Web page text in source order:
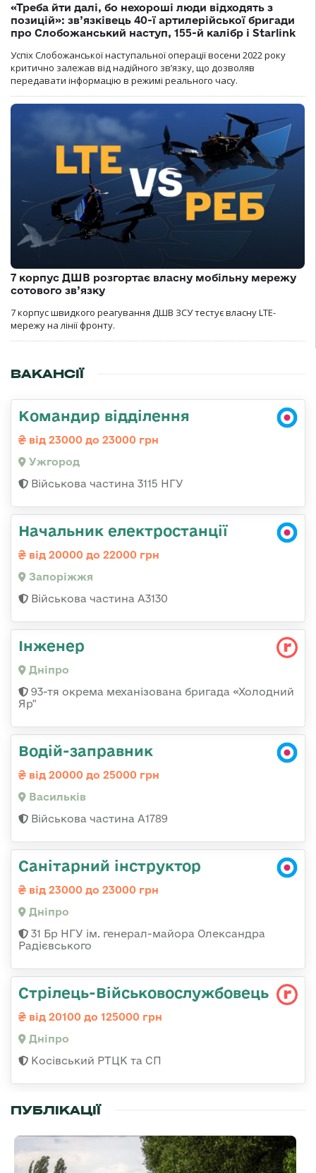
«Треба йти далі, бо нехороші люди відходять з
позицій»: зв’язківець 40-ї артилерійської бригади
про Слобожанський наступ, 155-й калібр і Starlink
Успіх Слобожанської наступальної операції восени 2022 року
критично залежав від надійного зв’язку, що дозволяв
передавати інформацію в режимі реального часу.
7 корпус ДШВ розгортає власну мобільну мережу
сотового зв’язку
7 корпус швидкого реагування ДШВ ЗСУ тестує власну LTE-
мережу на лінії фронту.
ВАКАНСІЇ
Командир відділення
від 23000 до 23000 грн
Ужгород
Військова частина 3115 НГУ
Начальник електростанції
від 20000 до 22000 грн
Запоріжжя
Військова частина А3130
Інженер
Дніпро
93-тя окрема механізована бригада «Холодний
Яр"
Водій-заправник
від 20000 до 25000 грн
Васильків
Військова частина А1789
Санітарний інструктор
від 23000 до 23000 грн
Дніпро
31 Бр НГУ ім. генерал-майора Олександра
Радієвського
Стрілець-Військовослужбовець
від 20100 до 125000 грн
Дніпро
Косівський РТЦК та СП
ПУБЛІКАЦІЇ